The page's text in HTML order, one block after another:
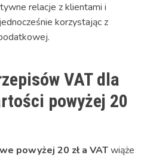
relacje z klientami i
korzystając z
VAT dla
powyżej 20
powyżej 20 zł a VATwiąże